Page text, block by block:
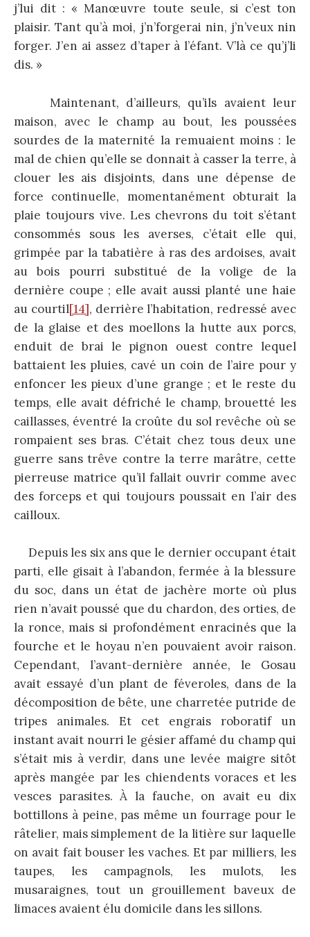
j’lui dit : « Manœuvre toute seule, si c’est ton
plaisir. Tant qu’à moi, j’n’forgerai nin, j’n’veux nin
forger. J’en ai assez d’taper à l’éfant. V’là ce qu’j’li
dis. »
Maintenant, d’ailleurs, qu’ils avaient leur
maison, avec le champ au bout, les poussées
sourdes de la maternité la remuaient moins : le
mal de chien qu’elle se donnait à casser la terre, à
clouer les ais disjoints, dans une dépense de
force continuelle, momentanément obturait la
plaie toujours vive. Les chevrons du toit s’étant
consommés sous les averses, c’était elle qui,
grimpée par la tabatière à ras des ardoises, avait
au bois pourri substitué de la volige de la
dernière coupe ; elle avait aussi planté une haie
au courtil[14], derrière l’habitation, redressé avec
de la glaise et des moellons la hutte aux porcs,
enduit de brai le pignon ouest contre lequel
battaient les pluies, cavé un coin de l’aire pour y
enfoncer les pieux d’une grange ; et le reste du
temps, elle avait défriché le champ, brouetté les
caillasses, éventré la croûte du sol revêche où se
rompaient ses bras. C’était chez tous deux une
guerre sans trêve contre la terre marâtre, cette
pierreuse matrice qu’il fallait ouvrir comme avec
des forceps et qui toujours poussait en l’air des
cailloux.
Depuis les six ans que le dernier occupant était
parti, elle gisait à l’abandon, fermée à la blessure
du soc, dans un état de jachère morte où plus
rien n’avait poussé que du chardon, des orties, de
la ronce, mais si profondément enracinés que la
fourche et le hoyau n’en pouvaient avoir raison.
Cependant, l’avant-dernière année, le Gosau
avait essayé d’un plant de féveroles, dans de la
décomposition de bête, une charretée putride de
tripes animales. Et cet engrais roboratif un
instant avait nourri le gésier affamé du champ qui
s’était mis à verdir, dans une levée maigre sitôt
après mangée par les chiendents voraces et les
vesces parasites. À la fauche, on avait eu dix
bottillons à peine, pas même un fourrage pour le
râtelier, mais simplement de la litière sur laquelle
on avait fait bouser les vaches. Et par milliers, les
taupes, les campagnols, les mulots, les
musaraignes, tout un grouillement baveux de
limaces avaient élu domicile dans les sillons.